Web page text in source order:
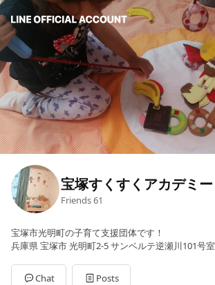
宝塚すくすくアカデミー
Friends61
宝塚市光明町の子育て支援団体です！
兵庫県 宝塚市 光明町2-5 サンベルテ逆瀬川101号室
Chat Posts